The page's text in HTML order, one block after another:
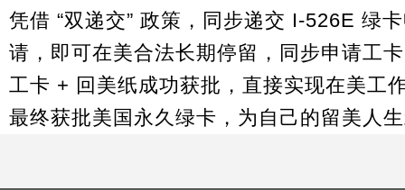
凭借 “双递交” 政策，同步递交 I-526E 绿
请，即可在美合法长期停留，同步申请工
工卡 + 回美纸成功获批，直接实现在美工
最终获批美国永久绿卡，为自己的留美人